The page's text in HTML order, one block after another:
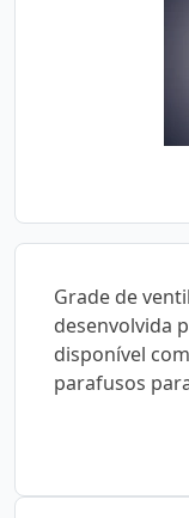
Grade de
desenvolvida
disponível
parafusos